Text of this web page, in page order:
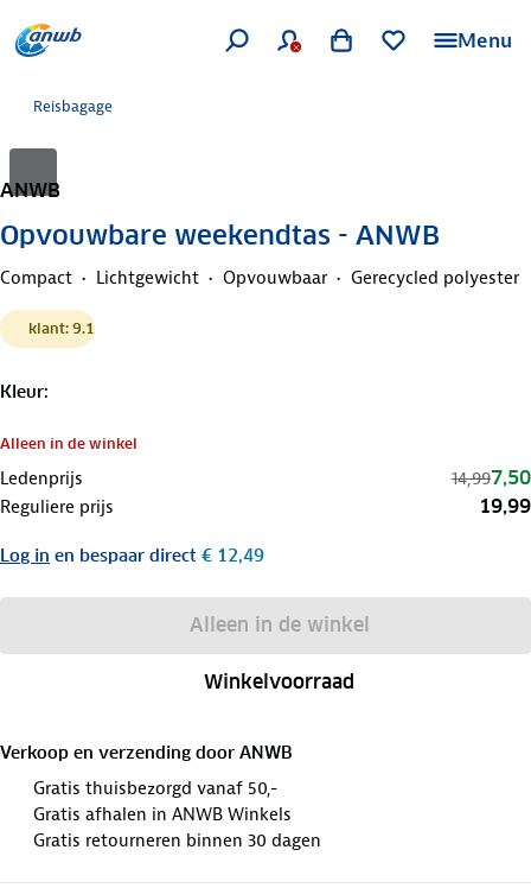
Menu
Reisbagage
ANWB
Opvouwbare weekendtas - ANWB
Compact Lichtgewicht Opvouwbaar Gerecycled polyester
klant: 9.1
Kleur:
Alleen in de winkel
Ledenprijs 14,997,50
Reguliere prijs 19,99
Log in en bespaar direct € 12,49
Alleen in de winkel
Winkelvoorraad
Verkoop en verzending door ANWB
Gratis thuisbezorgd vanaf 50,-
Gratis afhalen in ANWB Winkels
Gratis retourneren binnen 30 dagen